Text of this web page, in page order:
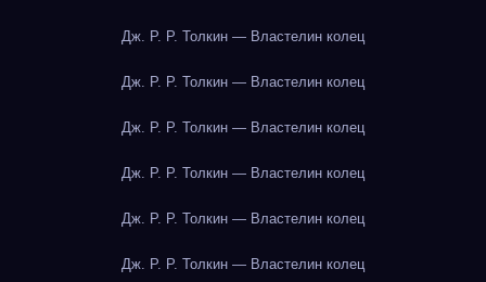
Дж. Р. Р. Толкин — Властелин колец
Дж. Р. Р. Толкин — Властелин колец
Дж. Р. Р. Толкин — Властелин колец
Дж. Р. Р. Толкин — Властелин колец
Дж. Р. Р. Толкин — Властелин колец
Дж. Р. Р. Толкин — Властелин колец